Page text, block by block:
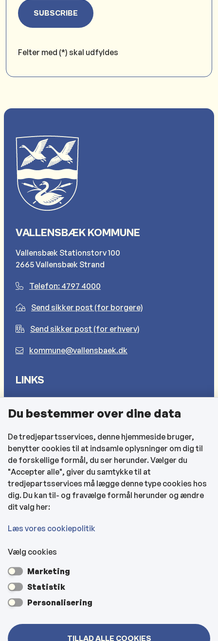
SUBSCRIBE
Felter med (*) skal udfyldes
VALLENSBÆK KOMMUNE
Vallensbæk Stationstorv 100
2665 Vallensbæk Strand
Telefon: 4797 4000
Send sikker post (for borgere)
Send sikker post (for erhverv)
kommune@vallensbaek.dk
LINKS
Cookies
Find EAN-numre
CVR og bankoplysninger
Tilgængelighedserklæring
KONTAKTOPLYSNINGER
Rådhuset
Kultur- & Borgerhuset
Hjemmeplejen og hjemmesygeplejen
Du bestemmer over dine data
De tredjepartsservices, denne hjemmeside bruger,
benytter cookies til at indsamle oplysninger om dig til
de forskellige formål, du ser herunder. Vælger du
"Accepter alle", giver du samtykke til at
tredjepartsservices må lægge denne type cookies hos
dig. Du kan til- og fravælge formål herunder og ændre
dit valg her:
Læs vores cookiepolitik
Vælg cookies
Marketing
Statistik
Personalisering
TILLAD ALLE COOKIES